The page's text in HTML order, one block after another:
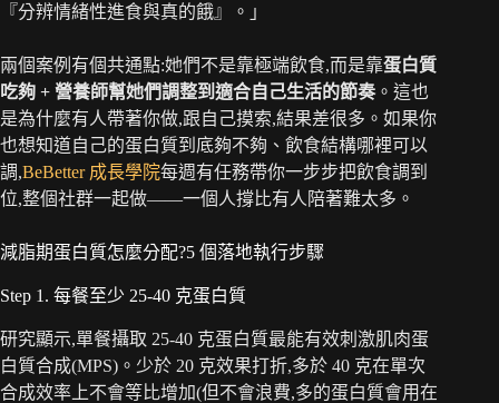
『分辨情緒性進食與真的餓』。」
兩個案例有個共通點:她們不是靠極端飲食,而是靠蛋白質
吃夠 + 營養師幫她們調整到適合自己生活的節奏。這也
是為什麼有人帶著你做,跟自己摸索,結果差很多。如果你
也想知道自己的蛋白質到底夠不夠、飲食結構哪裡可以
調,BeBetter 成長學院每週有任務帶你一步步把飲食調到
位,整個社群一起做——一個人撐比有人陪著難太多。
減脂期蛋白質怎麼分配?5 個落地執行步驟
Step 1. 每餐至少 25-40 克蛋白質
研究顯示,單餐攝取 25-40 克蛋白質最能有效刺激肌肉蛋
白質合成(MPS)。少於 20 克效果打折,多於 40 克在單次
合成效率上不會等比增加(但不會浪費,多的蛋白質會用在